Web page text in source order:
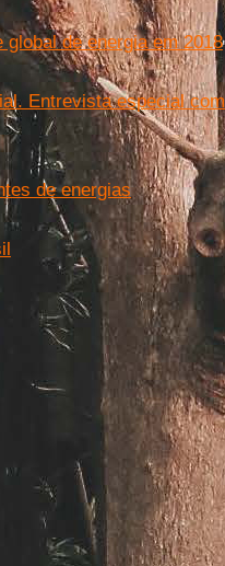
de energia em 2018
Entrevista especial com
de energias